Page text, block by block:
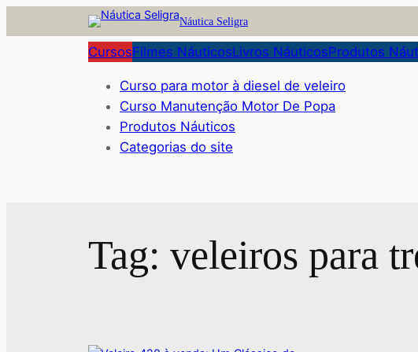
para
Náutica Seligra
CursosFilmes NáuticosLivros NáuticosProdutos
Curso para motor à diesel de veleiro
Curso Manutenção Motor De Popa
Produtos Náuticos
Categorias do site
Tag: veleiros para